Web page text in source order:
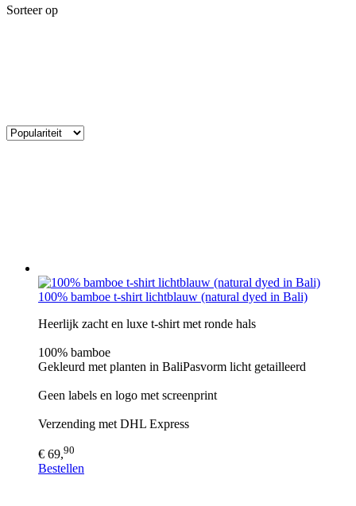
Sorteer op
100% bamboe t-shirt lichtblauw (natural dyed in Bali)
Heerlijk zacht en luxe t-shirt met ronde hals
100% bamboe
Gekleurd met planten in BaliPasvorm licht getailleerd
Geen labels en logo met screenprint
Verzending met DHL Express
€ 69,90
Bestellen